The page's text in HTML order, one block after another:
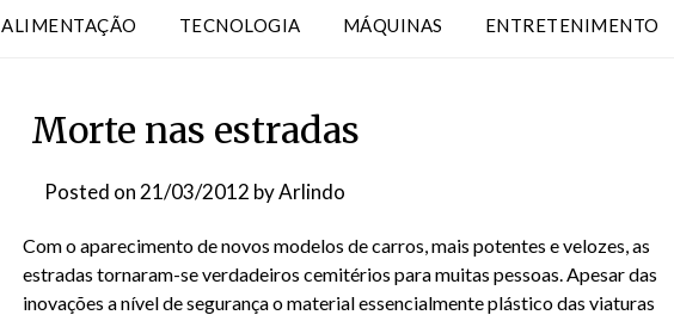
ALIMENTAÇÃO TECNOLOGIA MÁQUINAS ENTRETENIMENTO
Morte nas estradas
Posted on 21/03/2012 byArlindo
Com o aparecimento de novos modelos de carros, mais potentes e velozes, as
estradas tornaram-se verdadeiros cemitérios para muitas pessoas. Apesar das
inovações a nível de segurança o material essencialmente plástico das viaturas